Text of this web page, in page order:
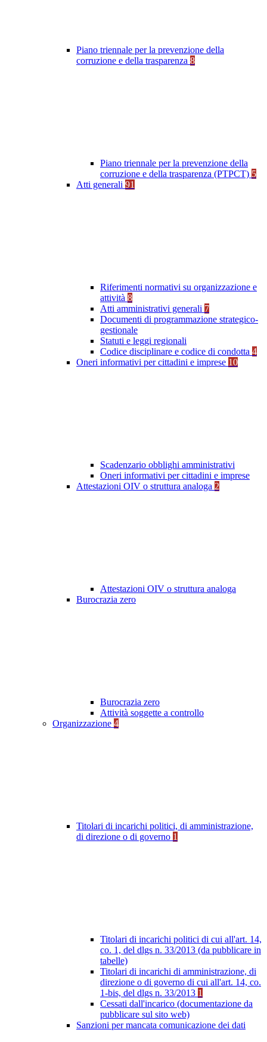
Piano triennale per la prevenzione della
corruzione e della trasparenza 8
Piano triennale per la prevenzione della
corruzione e della trasparenza (PTPCT) 5
Atti generali 91
Riferimenti normativi su organizzazione e
attività 8
Atti amministrativi generali 7
Documenti di programmazione strategico-
gestionale
Statuti e leggi regionali
Codice disciplinare e codice di condotta 4
Oneri informativi per cittadini e imprese 10
Scadenzario obblighi amministrativi
Oneri informativi per cittadini e imprese
Attestazioni OIV o struttura analoga 2
Attestazioni OIV o struttura analoga
Burocrazia zero
Burocrazia zero
Attività soggette a controllo
Organizzazione 4
Titolari di incarichi politici, di amministrazione,
di direzione o di governo 1
Titolari di incarichi politici di cui all'art. 14,
co. 1, del dlgs n. 33/2013 (da pubblicare in
tabelle)
Titolari di incarichi di amministrazione, di
direzione o di governo di cui all'art. 14, co.
1-bis, del dlgs n. 33/2013 1
Cessati dall'incarico (documentazione da
pubblicare sul sito web)
Sanzioni per mancata comunicazione dei dati